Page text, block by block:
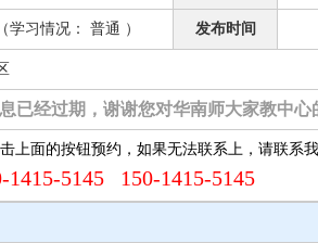
学习情况： 普通 ） 发布时间
已经过期，谢谢您对华南师大家教中心
上面的按钮预约，如果无法联系上，请联系
1415-5145 150-1415-5145